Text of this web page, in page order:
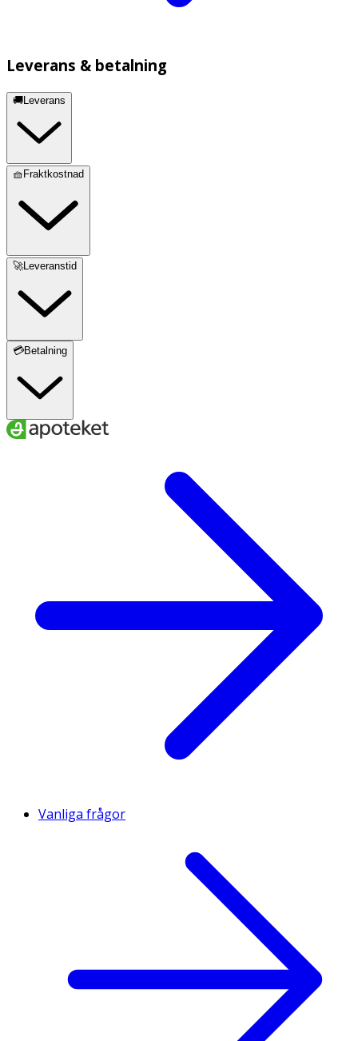
Leverans & betalning
🚚Leverans
🧺Fraktkostnad
🚀Leveranstid
💳Betalning
Vanliga frågor